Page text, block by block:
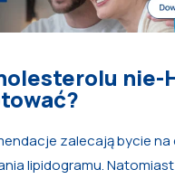
nie-
zalecają bycie
lipidogramu.